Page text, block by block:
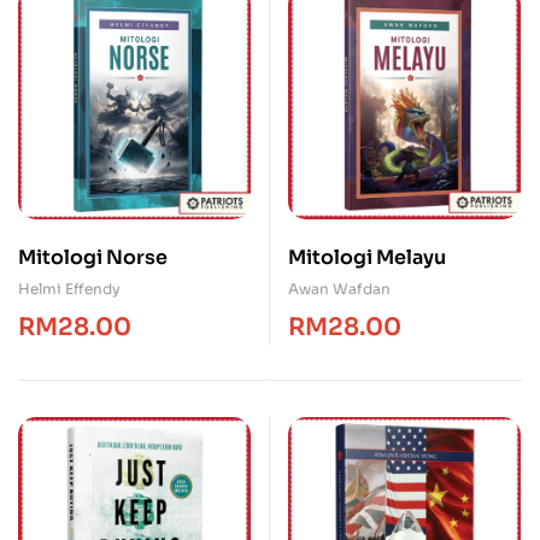
Mitologi Norse
Helmi Effendy
RM28.00
Mitologi Melayu
Awan Wafdan
RM28.00